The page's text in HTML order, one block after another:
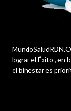
lograr el Éxito , en
el binestar es